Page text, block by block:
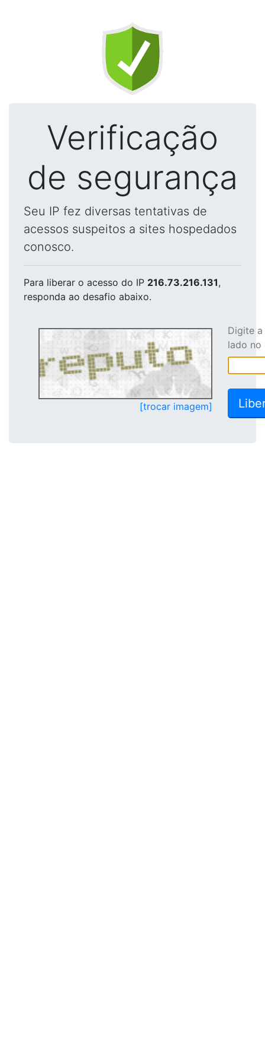
Verificação
de segurança
Seu IP fez diversas tentativas de
acessos suspeitos a sites hospedados
conosco.
Para liberar o acesso do IP 216.73.216.131,
responda ao desafio abaixo.
[trocar imagem]
Digite
lado no